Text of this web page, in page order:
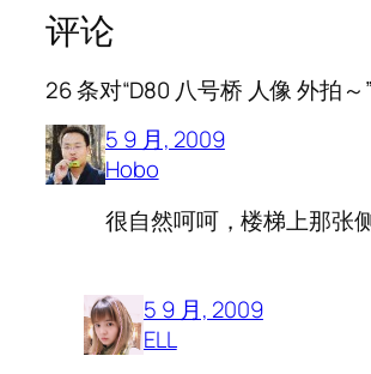
评论
26 条对“D80 八号桥 人像 外拍～
5 9 月, 2009
Hobo
很自然呵呵，楼梯上那张
5 9 月, 2009
ELL